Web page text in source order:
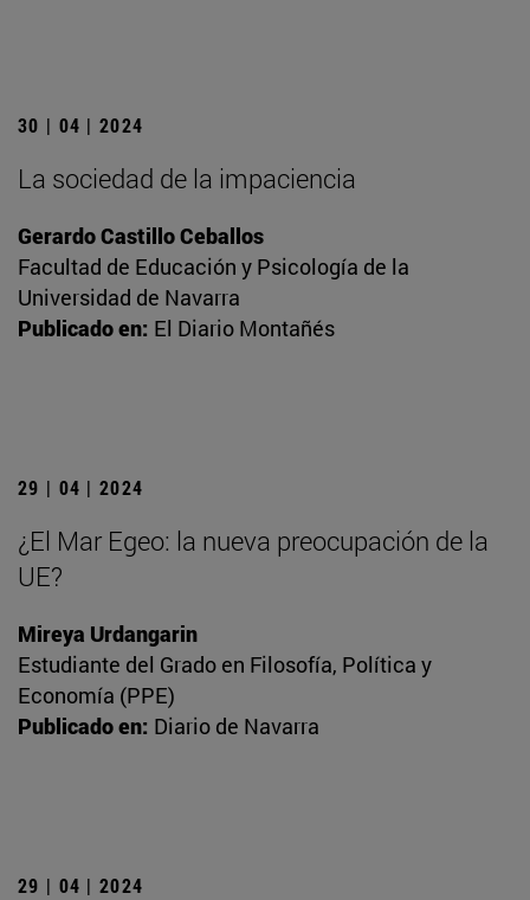
30 | 04 | 2024
La sociedad de la impaciencia
Gerardo Castillo Ceballos
Facultad de Educación y Psicología de la
Universidad de Navarra
Publicado en: El Diario Montañés
29 | 04 | 2024
¿El Mar Egeo: la nueva preocupación de la
UE?
Mireya Urdangarin
Estudiante del Grado en Filosofía, Política y
Economía (PPE)
Publicado en: Diario de Navarra
29 | 04 | 2024